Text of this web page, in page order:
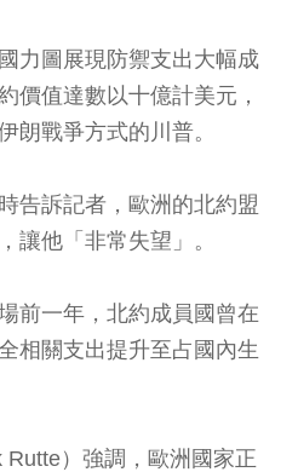
力圖展現防禦支出大幅成
價值達數以十億計美元，
朗戰爭方式的川普。
告訴記者，歐洲的北約盟
讓他「非常失望」。
前一年，北約成員國曾在
相關支出提升至占國內生
）強調，歐洲國家正